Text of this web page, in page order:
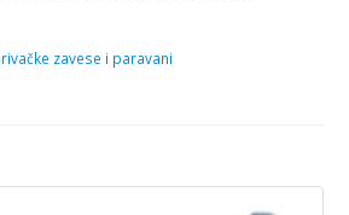
zavese i paravani